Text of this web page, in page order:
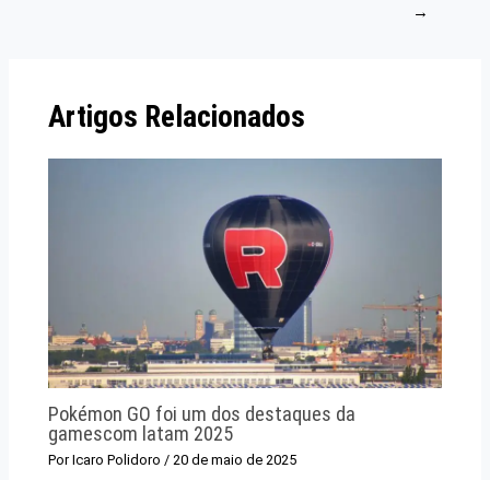
→
Artigos Relacionados
Pokémon GO foi um dos destaques da
gamescom latam 2025
PorIcaro Polidoro/20 de maio de 2025